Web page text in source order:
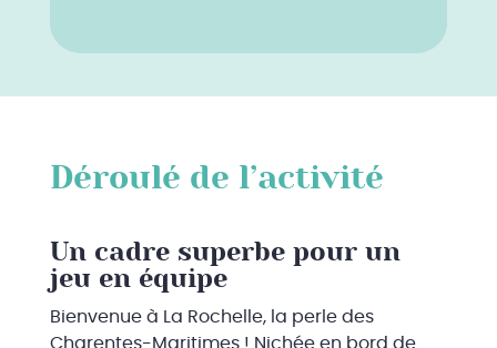
Déroulé de l’activité
Un cadre superbe pour un
jeu en équipe
Bienvenue à La Rochelle, la perle des
Charentes-Maritimes ! Nichée en bord de